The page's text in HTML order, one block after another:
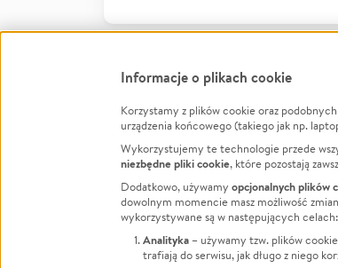
FacebookTwitter Instagram
LinkedInTikTok Youtube
Informacje o plikach cookie
Korzystamy z plików cookie oraz
urządzenia końcowego (takiego jak np.
Wykorzystujemy te technologie przede
niezbędne pliki cookie, które pozostają
Dodatkowo, używamy opcjonalnych plików
dowolnym momencie masz możliwość
wykorzystywane są w następujących celach:
Analityka – używamy tzw. plików
trafiają do serwisu, jak długo z niego